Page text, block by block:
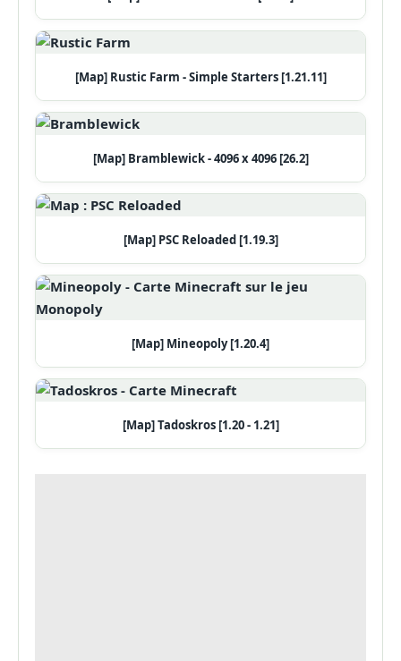
[Map] Rustic Farm - Simple Starters [1.21.11]
[Map] Bramblewick - 4096 x 4096 [26.2]
[Map] PSC Reloaded [1.19.3]
[Map] Mineopoly [1.20.4]
[Map] Tadoskros [1.20 - 1.21]